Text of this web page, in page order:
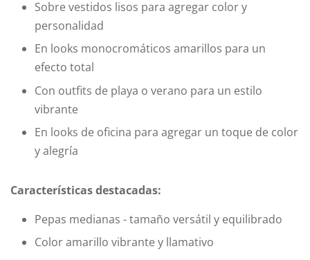
Sobre vestidos lisos para agregar color y
personalidad
En looks monocromáticos amarillos para un
efecto total
Con outfits de playa o verano para un estilo
vibrante
En looks de oficina para agregar un toque de color
y alegría
Características destacadas:
Pepas medianas - tamaño versátil y equilibrado
Color amarillo vibrante y llamativo